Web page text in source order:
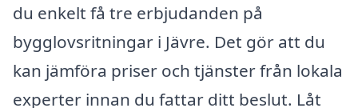
du enkelt få tre erbjudanden på
bygglovsritningar i Jävre. Det gör att du
kan jämföra priser och tjänster från lokala
experter innan du fattar ditt beslut. Låt